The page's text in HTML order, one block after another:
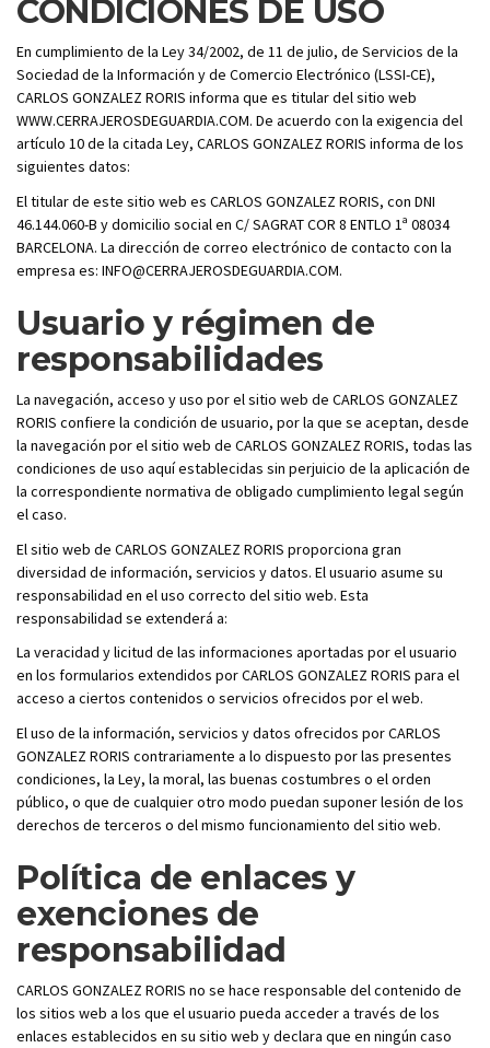
CONDICIONES DE USO
En cumplimiento de la Ley 34/2002, de 11 de julio, de Servicios de la
Sociedad de la Información y de Comercio Electrónico (LSSI-CE),
CARLOS GONZALEZ RORIS informa que es titular del sitio web
WWW.CERRAJEROSDEGUARDIA.COM. De acuerdo con la exigencia del
artículo 10 de la citada Ley, CARLOS GONZALEZ RORIS informa de los
siguientes datos:
El titular de este sitio web es CARLOS GONZALEZ RORIS, con DNI
46.144.060-B y domicilio social en C/ SAGRAT COR 8 ENTLO 1ª 08034
BARCELONA. La dirección de correo electrónico de contacto con la
empresa es: INFO@CERRAJEROSDEGUARDIA.COM.
Usuario y régimen de
responsabilidades
La navegación, acceso y uso por el sitio web de CARLOS GONZALEZ
RORIS confiere la condición de usuario, por la que se aceptan, desde
la navegación por el sitio web de CARLOS GONZALEZ RORIS, todas las
condiciones de uso aquí establecidas sin perjuicio de la aplicación de
la correspondiente normativa de obligado cumplimiento legal según
el caso.
El sitio web de CARLOS GONZALEZ RORIS proporciona gran
diversidad de información, servicios y datos. El usuario asume su
responsabilidad en el uso correcto del sitio web. Esta
responsabilidad se extenderá a:
La veracidad y licitud de las informaciones aportadas por el usuario
en los formularios extendidos por CARLOS GONZALEZ RORIS para el
acceso a ciertos contenidos o servicios ofrecidos por el web.
El uso de la información, servicios y datos ofrecidos por CARLOS
GONZALEZ RORIS contrariamente a lo dispuesto por las presentes
condiciones, la Ley, la moral, las buenas costumbres o el orden
público, o que de cualquier otro modo puedan suponer lesión de los
derechos de terceros o del mismo funcionamiento del sitio web.
Política de enlaces y
exenciones de
responsabilidad
CARLOS GONZALEZ RORIS no se hace responsable del contenido de
los sitios web a los que el usuario pueda acceder a través de los
enlaces establecidos en su sitio web y declara que en ningún caso